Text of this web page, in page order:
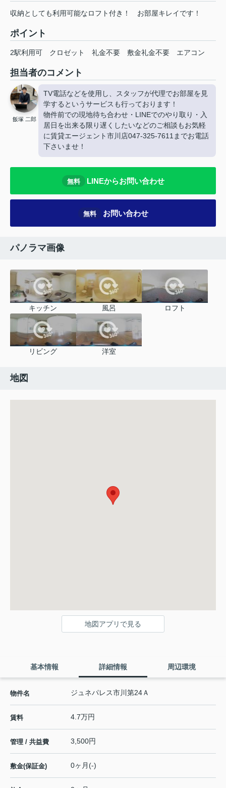
収納としても利用可能なロフト付き！ お部屋キレイです！
ポイント
2駅利用可 クロゼット 礼金不要 敷金礼金不要 エアコン
担当者のコメント
飯塚 二郎
TV電話などを使用し、スタッフが代理でお部屋を見
学するというサービスも行っております！
物件前での現地待ち合わせ・LINEでのやり取り・入
居日を出来る限り遅くしたいなどのご相談もお気軽
に賃貸エージェント市川店047-325-7611までお電話
下さいませ！
無料 LINEからお問い合わせ
無料 お問い合わせ
パノラマ画像
キッチン 風呂 ロフト
リビング 洋室
地図
地図アプリで見る
基本情報 詳細情報 周辺環境
物件名 ジュネパレス市川第24Ａ
賃料 4.7万円
管理 / 共益費 3,500円
敷金(保証金) 0ヶ月(-)